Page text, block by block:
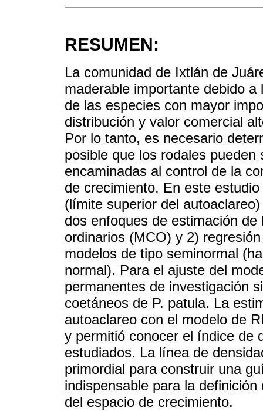
RESUMEN:
La comunidad de Ixtlán de
maderable importante debido
de las especies con mayor
distribución y valor comercial
Por lo tanto, es necesario
posible que los rodales
encaminadas al control de la
de crecimiento. En este
(límite superior del
dos enfoques de estimación
ordinarios (MCO) y 2)
modelos de tipo seminormal
normal). Para el ajuste del
permanentes de investigación
coetáneos de P. patula. La
autoaclareo con el modelo de
y permitió conocer el índice de
estudiados. La línea de
primordial para construir una
indispensable para la
del espacio de crecimiento.